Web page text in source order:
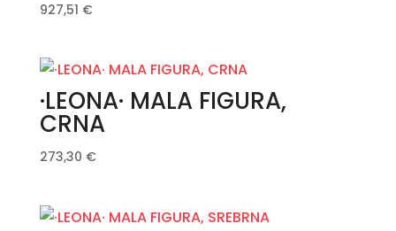
927,51 €
·LEONA· MALA FIGURA,
CRNA
273,30 €